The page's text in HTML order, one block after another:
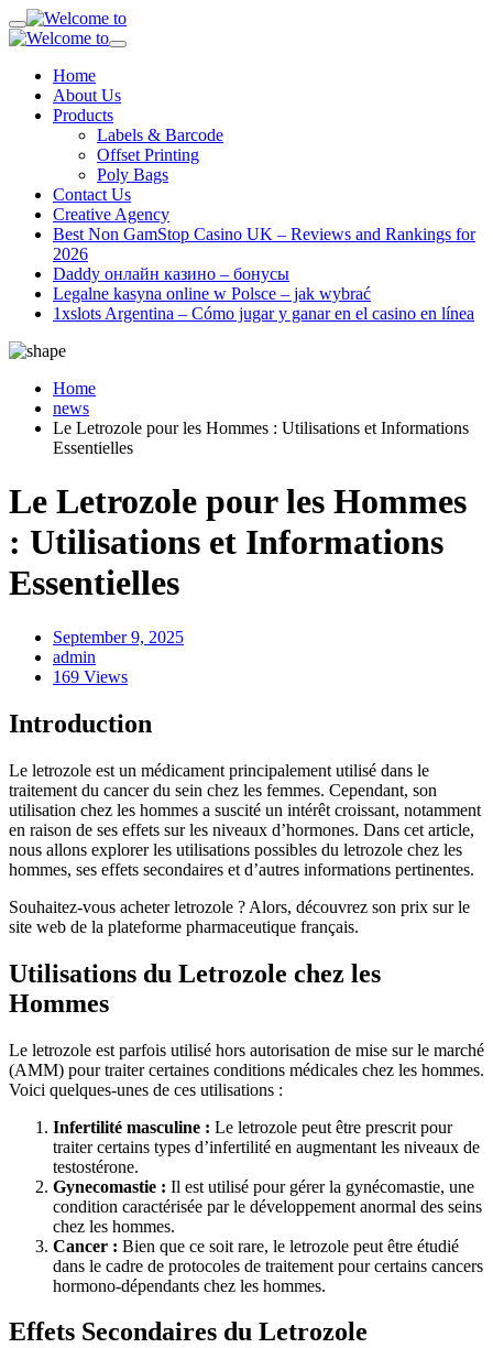
Home
About Us
Products
Labels & Barcode
Offset Printing
Poly Bags
Contact Us
Creative Agency
Best Non GamStop Casino UK – Reviews and Rankings for
2026
Daddy онлайн казино – бонусы
Legalne kasyna online w Polsce – jak wybrać
1xslots Argentina – Cómo jugar y ganar en el casino en línea
Home
news
Le Letrozole pour les Hommes : Utilisations et Informations
Essentielles
Le Letrozole pour les Hommes
: Utilisations et Informations
Essentielles
September 9, 2025
admin
169 Views
Introduction
Le letrozole est un médicament principalement utilisé dans le
traitement du cancer du sein chez les femmes. Cependant, son
utilisation chez les hommes a suscité un intérêt croissant, notamment
en raison de ses effets sur les niveaux d’hormones. Dans cet article,
nous allons explorer les utilisations possibles du letrozole chez les
hommes, ses effets secondaires et d’autres informations pertinentes.
Souhaitez-vous acheter letrozole ? Alors, découvrez son prix sur le
site web de la plateforme pharmaceutique français.
Utilisations du Letrozole chez les
Hommes
Le letrozole est parfois utilisé hors autorisation de mise sur le marché
(AMM) pour traiter certaines conditions médicales chez les hommes.
Voici quelques-unes de ces utilisations :
Infertilité masculine : Le letrozole peut être prescrit pour
traiter certains types d’infertilité en augmentant les niveaux de
testostérone.
Gynecomastie : Il est utilisé pour gérer la gynécomastie, une
condition caractérisée par le développement anormal des seins
chez les hommes.
Cancer : Bien que ce soit rare, le letrozole peut être étudié
dans le cadre de protocoles de traitement pour certains cancers
hormono-dépendants chez les hommes.
Effets Secondaires du Letrozole